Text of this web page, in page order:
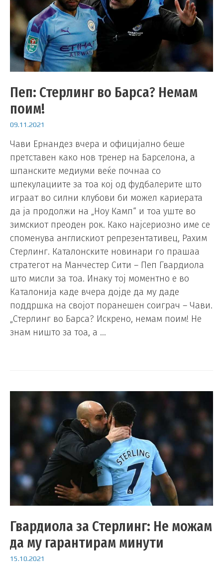
Пеп: Стерлинг во Барса? Немам
поим!
09.11.2021
Чави Ернандез вчера и официјално беше
претставен како нов тренер на Барселона, а
шпанските медиуми веќе почнаа со
шпекулациите за тоа кој од фудбалерите што
играат во силни клубови би можел кариерата
да ја продолжи на „Ноу Камп“ и тоа уште во
зимскиот преоден рок. Како најсериозно име се
споменува англискиот репрезентативец, Рахим
Стерлинг. Каталонските новинари го прашаа
стратегот на Манчестер Сити – Пеп Гвардиола
што мисли за тоа. Инаку тој моментно е во
Каталонија каде вчера дојде да му даде
поддршка на својот поранешен соиграч – Чави.
„Стерлинг во Барса? Искрено, немам поим! Не
знам ништо за тоа, а …
Гвардиола за Стерлинг: Не можам
да му гарантирам минути
15.10.2021